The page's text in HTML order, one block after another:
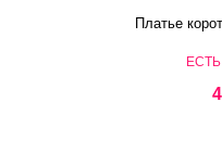
Платье